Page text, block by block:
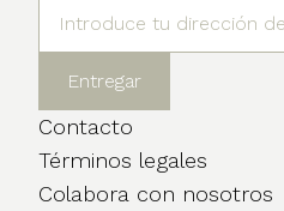
Contacto
Términos legales
Colabora con nosotros